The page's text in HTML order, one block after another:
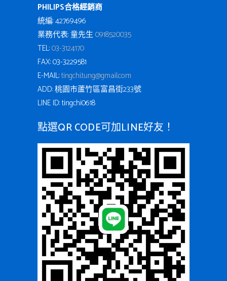
PHILIPS合格經銷商
統編: 42769496
業務代表: 童先生0918520035
TEL:03-3124170
FAX: 03-3229581
E-MAIL:tingchi.tung@gmail.com
ADD: 桃園市蘆竹區富昌街233號
LINE ID: tingchi0618
點選QR CODE可加LINE好友！